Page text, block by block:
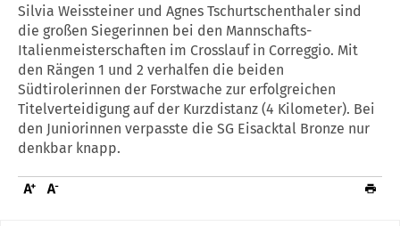
Silvia Weissteiner und Agnes Tschurtschenthaler sind
die großen Siegerinnen bei den Mannschafts-
Italienmeisterschaften im Crosslauf in Correggio. Mit
den Rängen 1 und 2 verhalfen die beiden
Südtirolerinnen der Forstwache zur erfolgreichen
Titelverteidigung auf der Kurzdistanz (4 Kilometer). Bei
den Juniorinnen verpasste die SG Eisacktal Bronze nur
denkbar knapp.